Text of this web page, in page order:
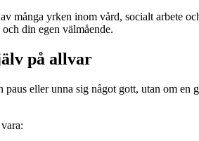
många yrken inom vård, socialt arbete
din egen välmående.
på allvar
paus eller unna sig något gott, utan om